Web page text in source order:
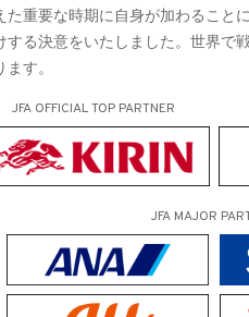
重要な時期に自身が加わるこ
る決意をいたしました。世界
す。
JFA OFFICIALTOP PARTNER
JFA MAJOR